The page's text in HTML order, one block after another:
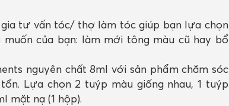
tư vấn tóc/ thợ làm tóc giúp bạn lựa chọn
của bạn: làm mới tông màu cũ hay bổ
nguyên chất 8ml với sản phẩm chăm sóc
Lựa chọn 2 tuýp màu giống nhau, 1 tuýp
mặt nạ (1 hộp).